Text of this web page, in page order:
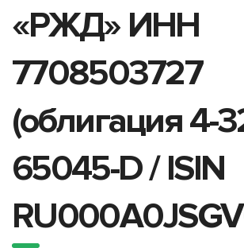
«РЖД» ИНН
7708503727
(облигация 4-
65045-D / ISIN